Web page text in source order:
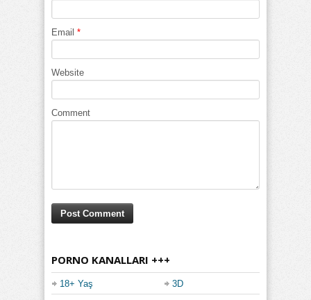
Email *
Website
Comment
PORNO KANALLARI +++
18+ Yaş 3D